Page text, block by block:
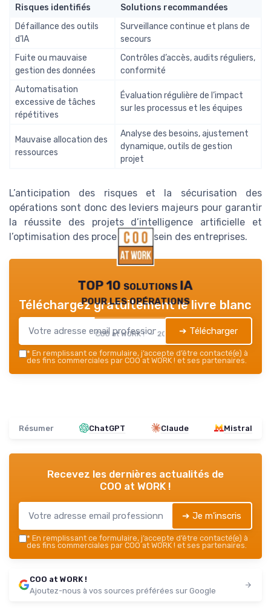
Risques identifiés
Solutions recommandées
Défaillance des outils
d’IA
Surveillance continue et plans de
secours
Fuite ou mauvaise
gestion des données
Contrôles d’accès, audits réguliers,
conformité
Automatisation
excessive de tâches
répétitives
Évaluation régulière de l’impact
sur les processus et les équipes
Mauvaise allocation des
ressources
Analyse des besoins, ajustement
dynamique, outils de gestion
projet
L’anticipation des risques et la sécurisation des
opérations sont donc des leviers majeurs pour garantir
la réussite des projets d’intelligence artificielle et
l’optimisation des processus au sein des entreprises.
TOP 10 solutions IA
pour les opérations
COO at WORK ! — 2026
Téléchargez gratuitement le livre blanc
➔ Télécharger
* En remplissant ce formulaire, j’accepte d’être contacté(e) à
des fins commerciales par COO at WORK ! et ses partenaires.
Résumer ChatGPT Claude Mistral
Recevez les dernières actualités de
COO at WORK !
➔ Je m'inscris
* En remplissant ce formulaire, j’accepte d’être contacté(e) à
des fins commerciales par COO at WORK ! et ses partenaires.
COO at WORK !
Ajoutez-nous à vos sources préférées sur Google